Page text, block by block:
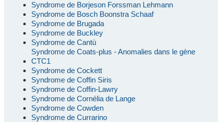
Syndrome de Borjeson Forssman Lehmann
Syndrome de Bosch Boonstra Schaaf
Syndrome de Brugada
Syndrome de Buckley
Syndrome de Cantù
Syndrome de Coats-plus - Anomalies dans le gène
CTC1
Syndrome de Cockett
Syndrome de Coffin Siris
Syndrome de Coffin-Lawry
Syndrome de Cornélia de Lange
Syndrome de Cowden
Syndrome de Currarino